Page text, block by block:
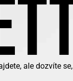
ale dozvíte